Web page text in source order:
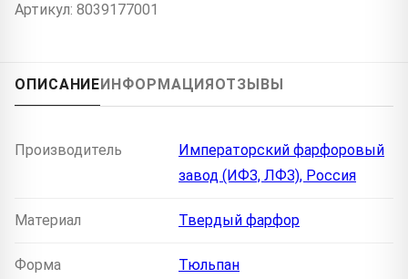
Артикул: 8039177001
ОПИСАНИЕ ИНФОРМАЦИЯ ОТЗЫВЫ
Производитель
Императорский фарфоровый
завод (ИФЗ, ЛФЗ), Россия
Материал Твердый фарфор
Форма Тюльпан